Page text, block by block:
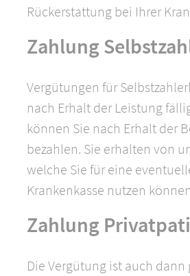
Rückerstattung bei Ihrer
Zahlung
Vergütungen für
nach Erhalt der Leistung
können Sie nach Erhalt der
bezahlen. Sie erhalten von
welche Sie für eine
Krankenkasse nutzen
Zahlung
Die Vergütung ist auch